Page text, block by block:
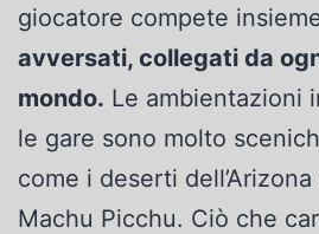
giocatore compete
avversati, collegati da
mondo. Le ambientazioni
le gare sono molto
come i deserti
Machu Picchu. Ciò che